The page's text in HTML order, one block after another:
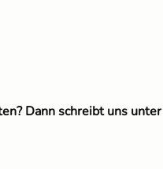
Dann schreibt uns unter